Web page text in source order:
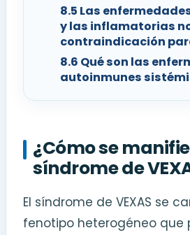
8.5 Las
y las inflamatorias
contraindicación
8.6 Qué son las
autoinmunes
¿Cómo se
síndrome de
El síndrome de VEXAS se
fenotipo heterogéneo que